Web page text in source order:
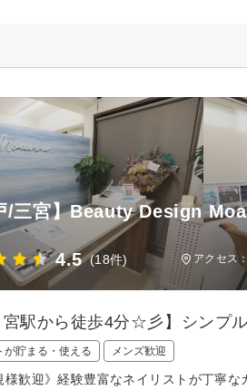
/三宮】Beauty Design
4.5 (18件) アクセス
宮駅から徒歩4分☆彡】シンプ
が貯まる・使える メンズ歓迎
様歓迎》経験豊富なネイリストが丁寧